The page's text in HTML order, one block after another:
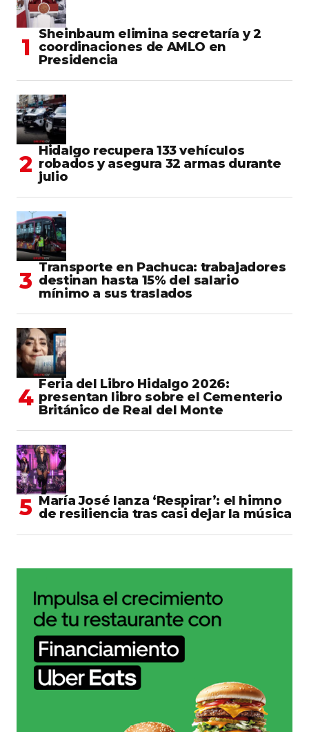
Sheinbaum elimina secretaría y 2
coordinaciones de AMLO en
Presidencia
Hidalgo recupera 133 vehículos
robados y asegura 32 armas durante
julio
Transporte en Pachuca: trabajadores
destinan hasta 15% del salario
mínimo a sus traslados
Feria del Libro Hidalgo 2026:
presentan libro sobre el Cementerio
Británico de Real del Monte
María José lanza ‘Respirar’: el himno
de resiliencia tras casi dejar la música